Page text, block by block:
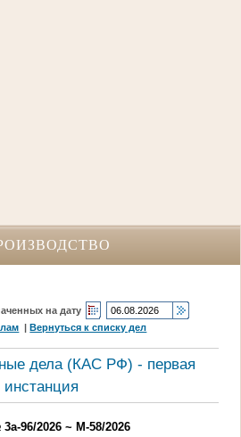
на дату
|Вернуться к списку дел
дела (КАC РФ) - первая
инстанция
96/2026 ~ М-58/2026